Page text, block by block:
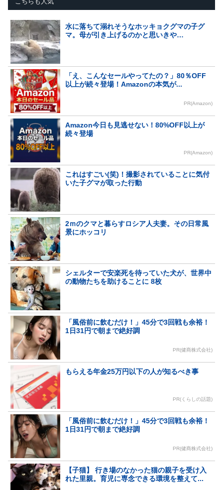
水に落ちて溺れそうなホッキョクグマの子グ
マ。母が引き上げるのかと思いきや…
「え、こんなセールやってたの？」80％OFF
以上が続々登場！Amazonの本気が...
PR(Amazon)
Amazon今日も見逃せない！80%OFF以上が
続々登場
PR(Amazon)
これはすごい(笑)！撮影されていることに気付
いた子グマが取った行動
2ｍのクマと暮らすロシア人夫妻。その日常風
景にホッコリ
シェルターで安楽死を待っていた犬が、世界中
の動物たちを助けることに 8枚
「風俗前に飲むだけ！」45分で3回戦も余裕！
1日31円で朝まで絶好調
PR(健商株式会社)
もらえる年金25万円以下の人が知るべき事
PR(くらしの話題)
「風俗前に飲むだけ！」45分で3回戦も余裕！
1日31円で朝まで絶好調
PR(健商株式会社)
【子猫】 行き場のなかった猫の親子を受け入
れた里親。育児に専念できる環境を整えて...